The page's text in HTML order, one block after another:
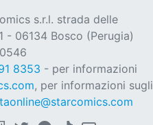
s.r.l. strada delle
- 06134 Bosco (Perugia)
8353 - per informazioni
, per informazioni sugli